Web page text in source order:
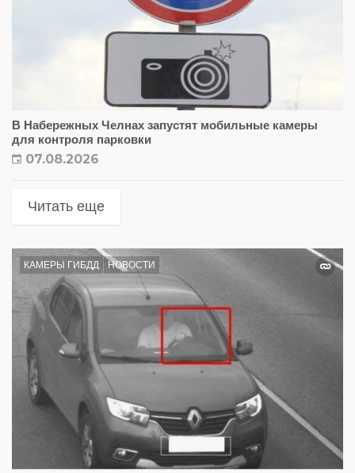
В Набережных Челнах запустят мобильные камеры
для контроля парковки
07.08.2026
Читать еще
КАМЕРЫ ГИБДД НОВОСТИ